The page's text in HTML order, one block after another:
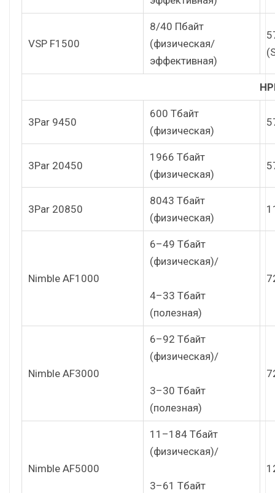
VSP F1500
8/40 Пбайт
(физическая/
эффективная)
3Par 9450
600 Тбайт
(физическая)
3Par 20450
1966 Тбайт
(физическая)
3Par 20850
8043 Тбайт
(физическая)
Nimble AF1000
6–49 Тбайт
(физическая)/
4–33 Тбайт
(полезная)
Nimble AF3000
6–92 Тбайт
(физическая)/
3–30 Тбайт
(полезная)
Nimble AF5000
11–184 Тбайт
(физическая)/
3–61 Тбайт